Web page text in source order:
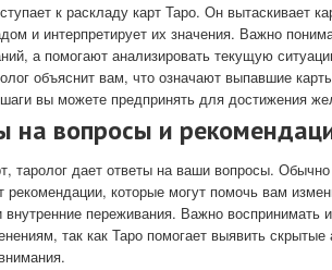
к раскладу карт Таро. Он вытаскивает
и интерпретирует их значения. Важно
а помогают анализировать текущую
объяснит вам, что означают выпавшие
вы можете предпринять для достижения
на вопросы и
таролог дает ответы на ваши вопросы.
рекомендации, которые могут помочь вам
внутренние переживания. Важно воспринимать
так как Таро помогает выявить